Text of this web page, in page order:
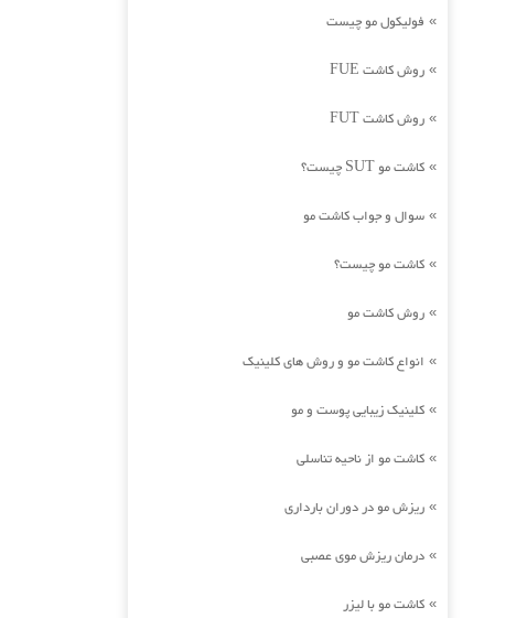
» فولیکول مو چیست
» روش کاشت FUE
» روش کاشت FUT
» کاشت مو SUT چیست؟
» سوال و جواب کاشت مو
» کاشت مو چیست؟
» روش کاشت مو
» انواع کاشت مو و روش های کلینیک
» کلینیک زیبایی پوست و مو
» کاشت مو از ناحیه تناسلی
» ریزش مو در دوران بارداری
» درمان ریزش موی عصبی
» کاشت مو با لیزر